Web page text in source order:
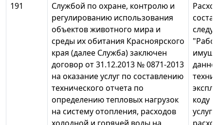
191
Службой по охране, контролю и
регулированию использования
объектов животного мира и
среды их обитания Красноярского
края (далее Служба) заключен
договор от 31.12.2013 № 0871-2013
на оказание услуг по составлению
технического отчета по
определению тепловых нагрузок
на систему отопления, расходов
коду